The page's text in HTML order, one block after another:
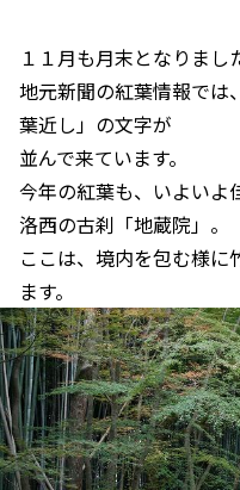
１１月も月末となりまし
地元新聞の紅葉情報では
葉近し」の文字が
並んで来ています。
今年の紅葉も、いよいよ
洛西の古刹「地蔵院」。
ここは、境内を包む様に
ます。